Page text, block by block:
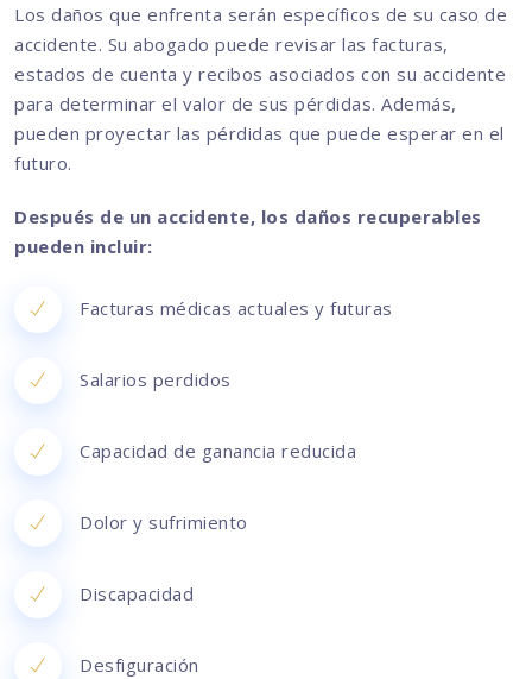
Los daños que enfrenta serán específicos de su caso de
accidente. Su abogado puede revisar las facturas,
estados de cuenta y recibos asociados con su accidente
para determinar el valor de sus pérdidas. Además,
pueden proyectar las pérdidas que puede esperar en el
futuro.
Después de un accidente, los daños recuperables
pueden incluir:
Facturas médicas actuales y futuras
Salarios perdidos
Capacidad de ganancia reducida
Dolor y sufrimiento
Discapacidad
Desfiguración